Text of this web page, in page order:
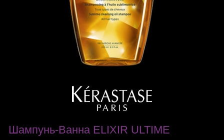
Шампунь-Ванна ELIXIR ULTIME